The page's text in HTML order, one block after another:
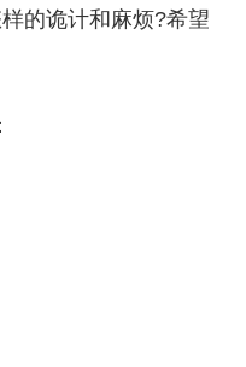
诡计和麻烦?希望